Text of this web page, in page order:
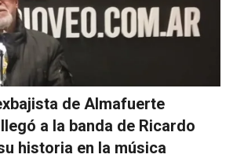
de Almafuerte
a la banda de Ricardo
historia en la música